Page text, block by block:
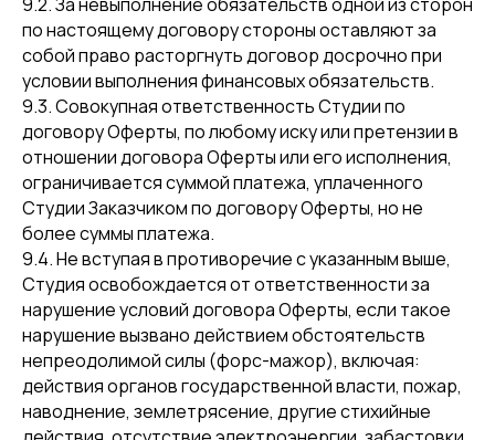
по настоящему договору стороны оставляют за
собой право расторгнуть договор досрочно при
условии выполнения финансовых обязательств.
9.3. Совокупная ответственность Студии по
договору Оферты, по любому иску или претензии в
отношении договора Оферты или его исполнения,
ограничивается суммой платежа, уплаченного
Студии Заказчиком по договору Оферты, но не
более суммы платежа.
9.4. Не вступая в противоречие с указанным выше,
Студия освобождается от ответственности за
нарушение условий договора Оферты, если такое
нарушение вызвано действием обстоятельств
непреодолимой силы (форс-мажор), включая:
действия органов государственной власти, пожар,
наводнение, землетрясение, другие стихийные